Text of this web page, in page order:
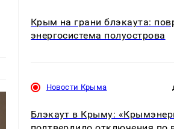
Крым на грани блэкаута:
энергосистема полуострова
Новости Крыма
Блэкаут в Крыму: